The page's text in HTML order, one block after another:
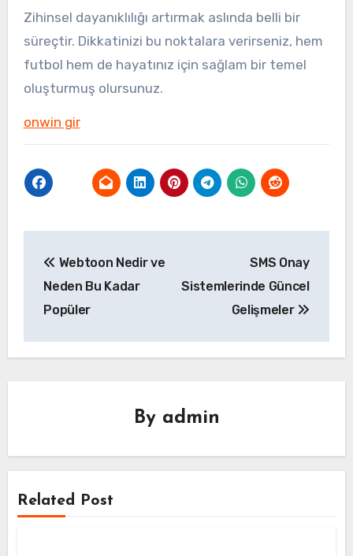
Zihinsel dayanıklılığı artırmak aslında belli bir
süreçtir. Dikkatinizi bu noktalara verirseniz, hem
futbol hem de hayatınız için sağlam bir temel
oluşturmuş olursunuz.
onwin gir
gezinmesi
Webtoon Nedir ve
Neden Bu Kadar
Popüler
SMS Onay
Sistemlerinde Güncel
Gelişmeler
By admin
Related Post